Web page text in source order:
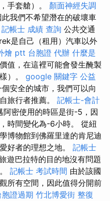
手套艙）。 顏面神經失調
我們不希望潛在的破壞車
記帳士 成績 查詢 公共交通
是自己（租用）汽車以外
燴 ptt 台胞證 代辦 什麼是
值，在這裡可能會發生醃製
）。 google 關鍵字 公益
安全的城市，我們可以向
旅行者推薦。 記帳士-會計
阿密使用的時區是街-5，因
時間變化為-6小時。 從紐
博物館到佛羅里達的肯尼迪
好者的理想之地。 記帳士
遊巴拉特的目的地沒有問題
記帳士 考試時間 由於該國
所有空間，因此值得分開前
胞證過期 竹北博愛街 整復